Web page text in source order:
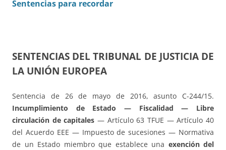
Sentencias para recordar
SENTENCIAS DEL TRIBUNAL DE JUSTICIA DE
LA UNIÓN EUROPEA
Sentencia de 26 de mayo de 2016, asunto C-244/15.
Incumplimiento de Estado — Fiscalidad — Libre
circulación de capitales — Artículo 63 TFUE — Artículo 40
del Acuerdo EEE — Impuesto de sucesiones — Normativa
de un Estado miembro que establece una exención del